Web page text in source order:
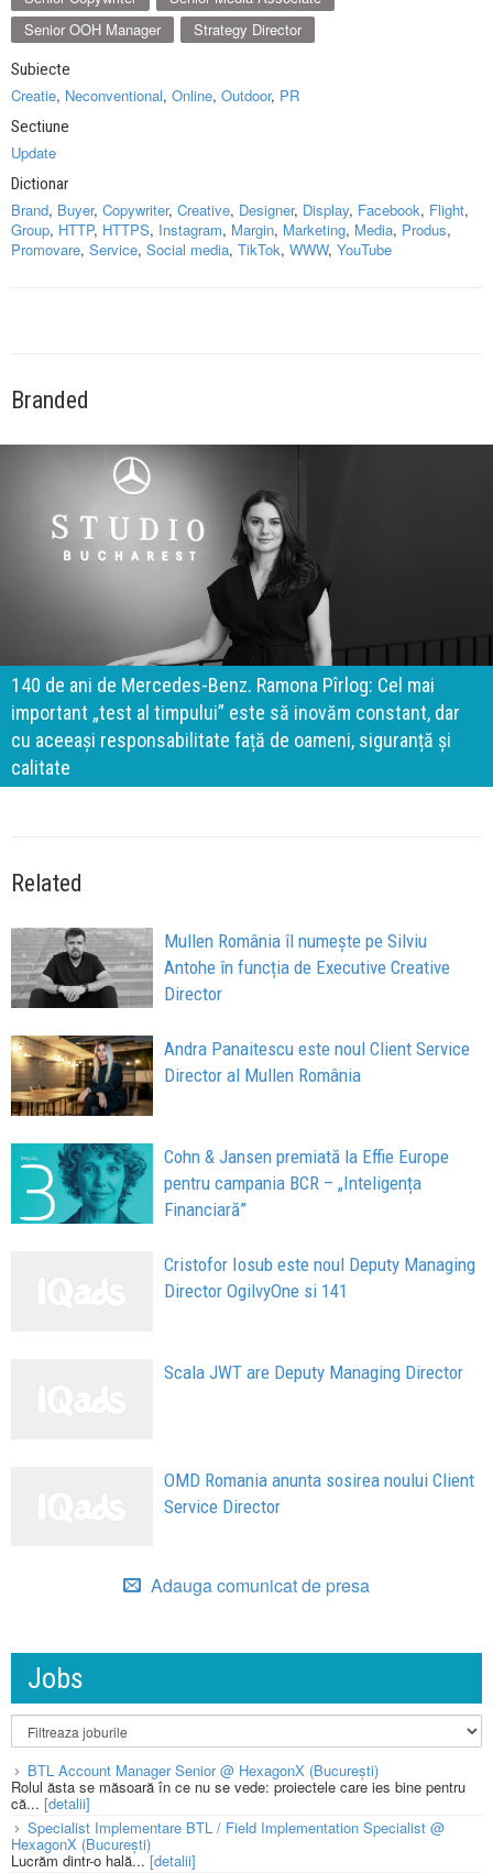
Senior OOH Manager
Strategy Director
Subiecte
Creatie, Neconventional, Online, Outdoor, PR
Sectiune
Update
Dictionar
Brand, Buyer, Copywriter, Creative, Designer, Display, Facebook, Flight,
Group, HTTP, HTTPS, Instagram, Margin, Marketing, Media, Produs,
Promovare, Service, Social media, TikTok, WWW, YouTube
Branded
140 de ani de Mercedes-Benz. Ramona Pîrlog: Cel mai
important „test al timpului” este să inovăm constant, dar
cu aceeași responsabilitate față de oameni, siguranță și
calitate
Related
Mullen România îl numește pe Silviu
Antohe în funcția de Executive Creative
Director
Andra Panaitescu este noul Client Service
Director al Mullen România
Cohn & Jansen premiată la Effie Europe
pentru campania BCR – „Inteligența
Financiară”
Cristofor Iosub este noul Deputy Managing
Director OgilvyOne si 141
Scala JWT are Deputy Managing Director
OMD Romania anunta sosirea noului Client
Service Director
Adauga comunicat de presa
Jobs
BTL Account Manager Senior @ HexagonX (București)
Rolul ăsta se măsoară în ce nu se vede: proiectele care ies bine pentru
că... [detalii]
Specialist Implementare BTL / Field Implementation Specialist @
HexagonX (București)
Lucrăm dintr-o hală... [detalii]